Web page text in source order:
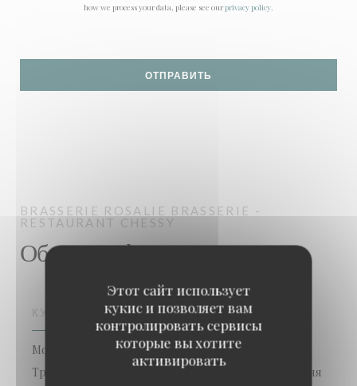
Этот сайт использует
кукис и позволяет вам
контролировать сервисы
которые вы хотите
активировать
how we process your data, please see ourprivacy policy
BRASSERIE ROSALIE BRASSERIE -
RESTAURANT CHESSY
Общая информация
КУХНЯ
Морепродукты, Современная французская кухня,
Традиционный французский, Традиционная кухня